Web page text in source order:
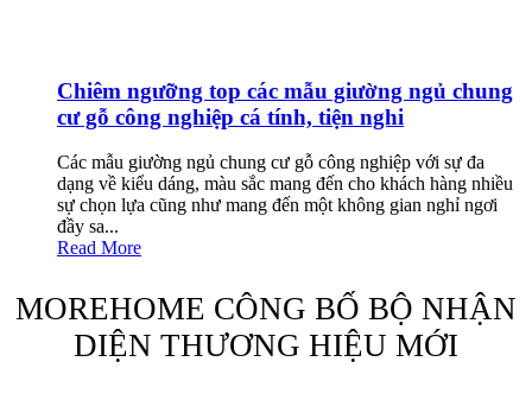
Chiêm ngưỡng top các mẫu giường ngủ chung
cư gỗ công nghiệp cá tính, tiện nghi
Các mẫu giường ngủ chung cư gỗ công nghiệp với sự đa
dạng về kiểu dáng, màu sắc mang đến cho khách hàng nhiều
sự chọn lựa cũng như mang đến một không gian nghỉ ngơi
đầy sa...
Read More
MOREHOME CÔNG BỐ BỘ NHẬN
DIỆN THƯƠNG HIỆU MỚI